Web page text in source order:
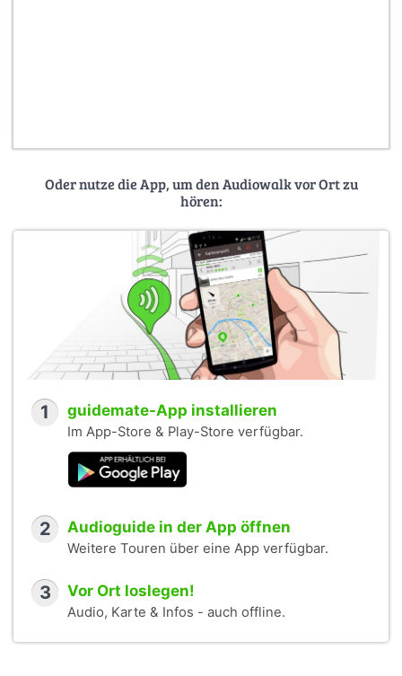
Oder nutze die App, um den Audiowalk vor Ort zu
hören:
1 guidemate-App installieren
Im App-Store & Play-Store verfügbar.
2 Audioguide in der App öffnen
Weitere Touren über eine App verfügbar.
3 Vor Ort loslegen!
Audio, Karte & Infos - auch offline.